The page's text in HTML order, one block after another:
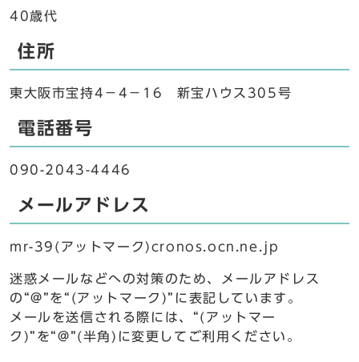
40歳代
住所
東大阪市宝持4－4－16 新宝ハウス305号
電話番号
090-2043-4446
メールアドレス
mr-39(アットマーク)cronos.ocn.ne.jp
迷惑メールなどへの対策のため、メールアドレス
の“@”を“(アットマーク)”に表記しています。
メールを送信される際には、“(アットマー
ク)”を“@”(半角)に変更してご利用ください。